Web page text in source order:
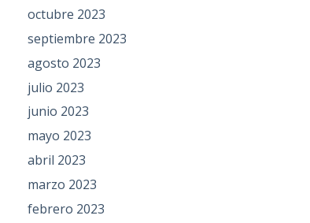
octubre 2023
septiembre 2023
agosto 2023
julio 2023
junio 2023
mayo 2023
abril 2023
marzo 2023
febrero 2023